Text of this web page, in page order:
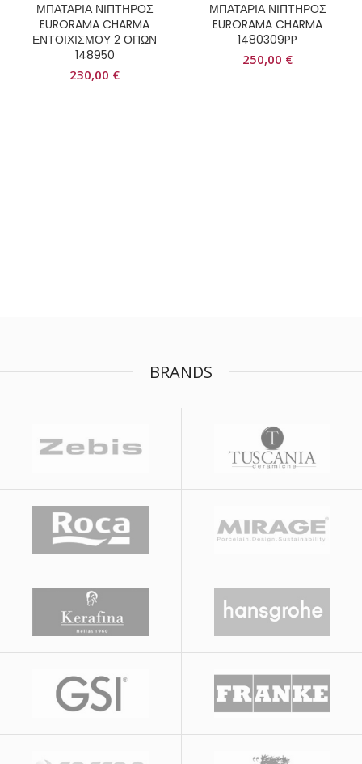
ΜΠΑΤΑΡΙΑ ΝΙΠΤΗΡΟΣ
EURORAMA CHARMA
ΕΝΤΟΙΧΙΣΜΟΥ 2 ΟΠΩΝ
148950
230,00 €
ΜΠΑΤΑΡΙΑ ΝΙΠΤΗΡΟΣ
EURORAMA CHARMA
1480309PP
250,00 €
BRANDS